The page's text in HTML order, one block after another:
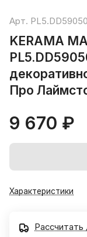
Арт.
KERAMA
Про
9 670 ₽
Характеристики